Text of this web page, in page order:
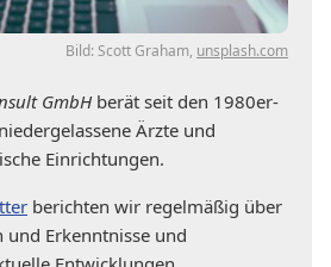
Bild: Scott Graham, unsplash.com
GmbHberät seit den 1980er-
Ärzte und
Einrichtungen.
berichten wir regelmäßig über
und Erkenntnisse und